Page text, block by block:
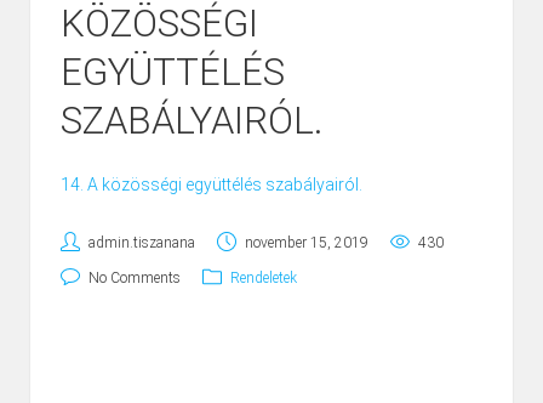
KÖZÖSSÉGI
EGYÜTTÉLÉS
SZABÁLYAIRÓL.
14. A közösségi együttélés szabályairól.
admin.tiszanana november 15, 2019 430
No Comments Rendeletek